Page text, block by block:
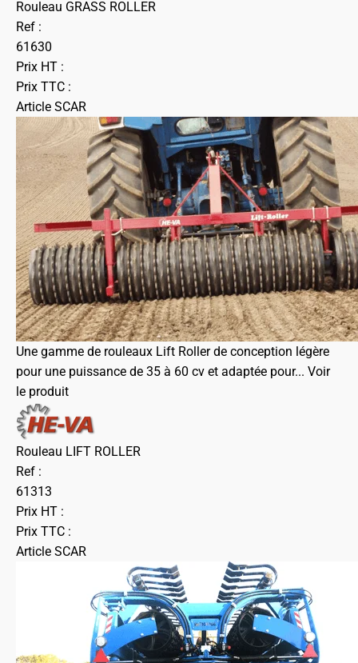
Rouleau GRASS ROLLER
Ref :
61630
Prix HT :
Prix TTC :
Article SCAR
Une gamme de rouleaux Lift Roller de conception légère
pour une puissance de 35 à 60 cv et adaptée pour... Voir
le produit
Rouleau LIFT ROLLER
Ref :
61313
Prix HT :
Prix TTC :
Article SCAR